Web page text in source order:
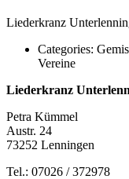
Liederkranz
Categories:
Vereine
Liederkranz
Petra Kümmel
Austr. 24
73252 Lenningen
Tel.: 07026 / 372978